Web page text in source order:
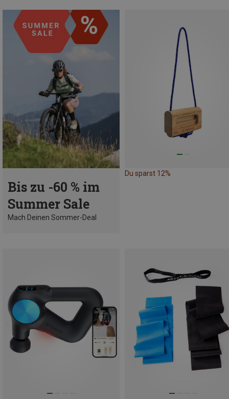
Bis zu -60 % im
Summer Sale
Mach Deinen Sommer-Deal
Du sparst 12%